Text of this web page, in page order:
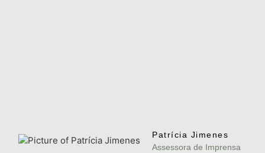
Patrícia Jimenes
Assessora de Imprensa